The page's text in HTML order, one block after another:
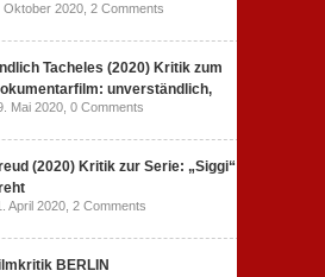
Oktober 2020, 2 Comments
Tacheles (2020) Kritik zum
unverständlich,
Mai 2020, 0 Comments
(2020) Kritik zur Serie: „Siggi“
April 2020, 2 Comments
BERLIN